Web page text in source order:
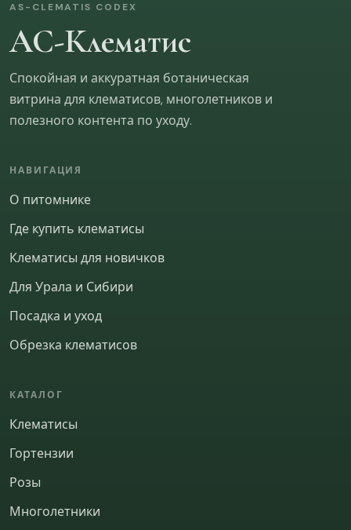
AS-CLEMATIS CODEX
АС-Клематис
Спокойная и аккуратная ботаническая
витрина для клематисов, многолетников и
полезного контента по уходу.
НАВИГАЦИЯ
О питомнике
Где купить клематисы
Клематисы для новичков
Для Урала и Сибири
Посадка и уход
Обрезка клематисов
КАТАЛОГ
Клематисы
Гортензии
Розы
Многолетники
следующих шагах?
Да
Не всегда Нет
Что улучшить в общении и сопровождении?
ОТПРАВИТЬ